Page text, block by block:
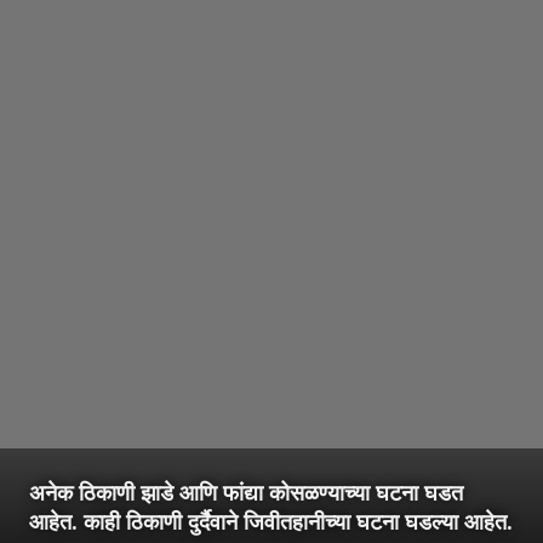
अनेक ठिकाणी झाडे आणि फांद्या कोसळण्याच्या घटना घडत
आहेत. काही ठिकाणी दुर्दैवाने जिवीतहानीच्या घटना घडल्या आहेत.